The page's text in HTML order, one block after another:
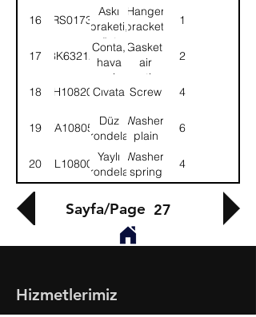
1652RS017325
Askı
braketi,
üst
Hanger
bracket,
upper
1
17 8K63212
Conta,
hava
emiş
başlığı
Gasket,
air
custion
cover
2
18 SH108201Cıvata Screw 4
19 WA108051
Düz
rondela
Washer,
plain
6
20 WL108002
Yaylı
rondela
Washer,
spring
4
Sayfa/Page 27
Hizmetlerimiz